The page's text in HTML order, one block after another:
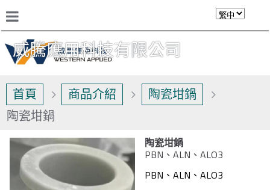
威騰應用科技有限公司
首頁 商品介紹
陶瓷坩鍋
陶瓷坩鍋
陶瓷坩鍋
PBN、ALN、ALO3
PBN、ALN、ALO3